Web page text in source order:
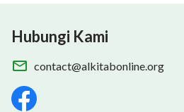
Hubungi Kami
contact@alkitabonline.org